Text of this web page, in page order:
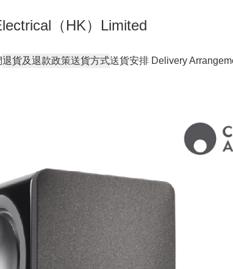
（HK）Limited
退貨及退款政策送貨方式送貨安排 Delivery